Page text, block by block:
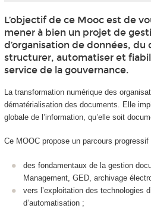
L’objectif de ce Moocest de
mener à bien un projet de
d’organisation de données,
structurer, automatiser et
service de la gouvernance.
La transformation numérique des
dématérialisation des documents. Elle
globale de l’information, qu’elle soit
Ce MOOCpropose un parcours progressif
des fondamentaux de la gestion
Management, GED, archivage
vers l’exploitation des technologies
d’automatisation ;